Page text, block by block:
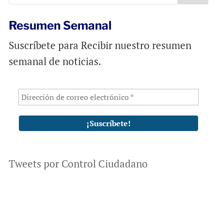
k
p
Resumen Semanal
Suscríbete para Recibir nuestro resumen
semanal de noticias.
Tweets por Control Ciudadano